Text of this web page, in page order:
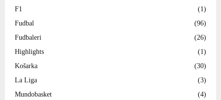
F1
(1)
Fudbal
(96)
Fudbaleri
(26)
Highlights
(1)
Košarka
(30)
La Liga
(3)
Mundobasket
(4)